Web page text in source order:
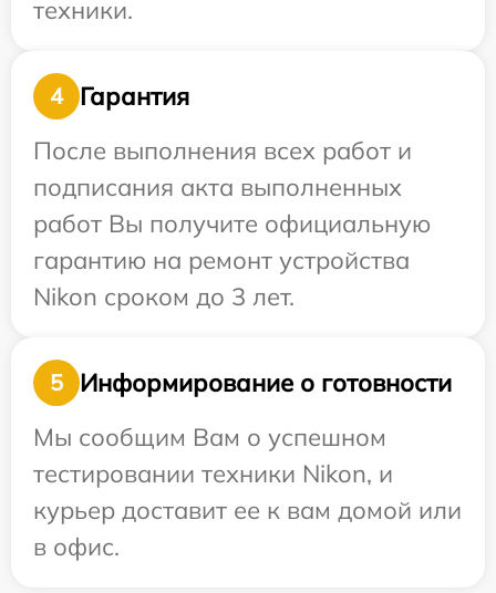
техники.
4
Гарантия
После выполнения всех работ и
подписания акта выполненных
работ Вы получите официальную
гарантию на ремонт устройства
Nikon сроком до 3 лет.
5
Информирование о готовности
Мы сообщим Вам о успешном
тестировании техники Nikon, и
курьер доставит ее к вам домой или
в офис.